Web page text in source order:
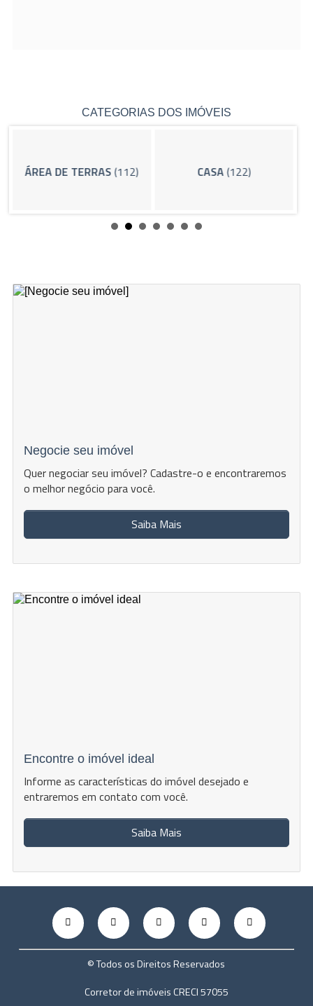
CATEGORIAS DOS IMÓVEIS
ÁREA DE TERRAS (112) CASA (122)
Negocie seu imóvel
Quer negociar seu imóvel? Cadastre-o e encontraremos
o melhor negócio para você.
Saiba Mais
Encontre o imóvel ideal
Informe as características do imóvel desejado e
entraremos em contato com você.
Saiba Mais
© Todos os Direitos Reservados
Corretor de imóveis CRECI 57055